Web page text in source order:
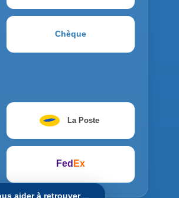
Chèque
La Poste
Fed Ex
aider à retrouver